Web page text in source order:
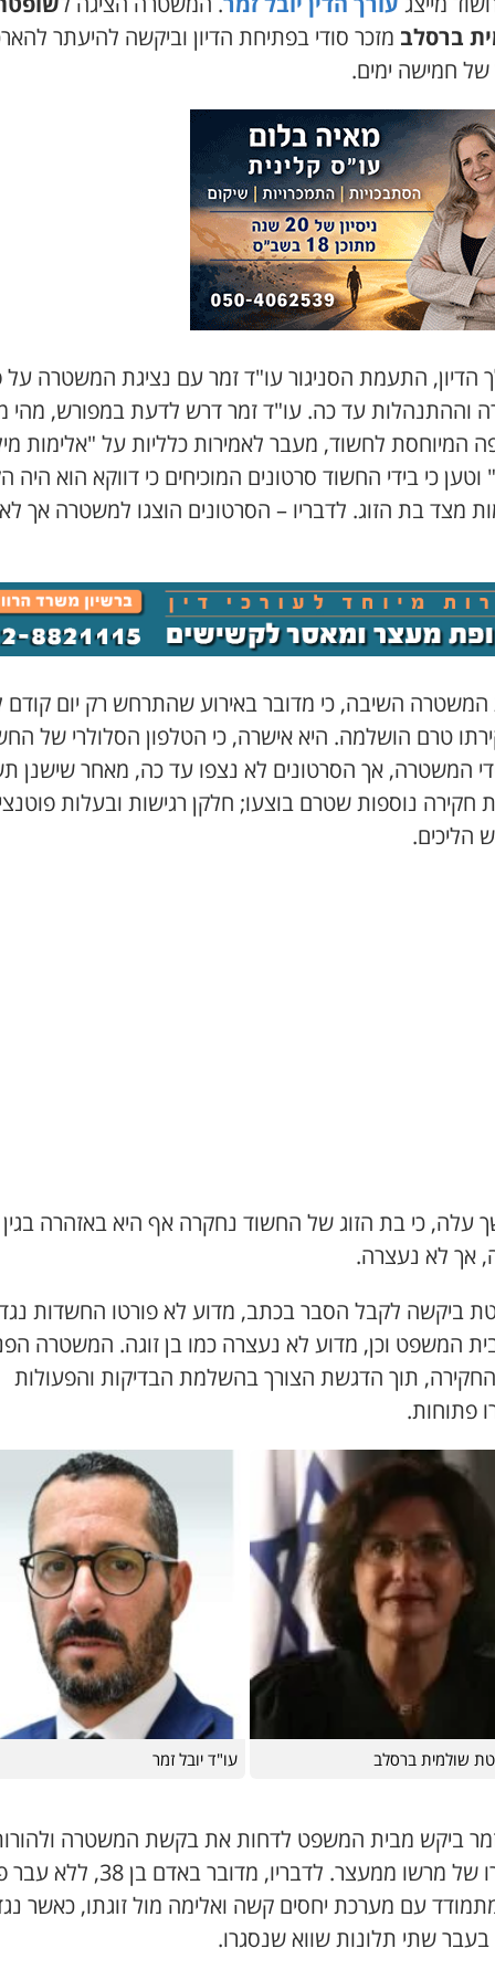
ברסלב מזכר סודי בפתיחת הדיון וביקשה להיעתר
חמישה ימים.
הדיון, התעמת הסניגור עו"ד זמר עם נציגת המשטרה על
וההתנהלות עד כה. עו"ד זמר דרש לדעת במפורש, מהי
המיוחסת לחשוד, מעבר לאמירות כלליות על "אלימות
וטען כי בידי החשוד סרטונים המוכיחים כי דווקא הוא היה
מצד בת הזוג. לדבריו – הסרטונים הוצגו למשטרה אך לא
המשטרה השיבה, כי מדובר באירוע שהתרחש רק יום קודם
טרם הושלמה. היא אישרה, כי הטלפון הסלולרי של
המשטרה, אך הסרטונים לא נצפו עד כה, מאחר שישנן
חקירה נוספות שטרם בוצעו; חלקן רגישות ובעלות
הליכים.
עלה, כי בת הזוג של החשוד נחקרה אף היא באזהרה בגין
אך לא נעצרה.
ביקשה לקבל הסבר בכתב, מדוע לא פורטו החשדות
המשפט וכן, מדוע לא נעצרה כמו בן זוגה. המשטרה
תוך הדגשת הצורך בהשלמת הבדיקות והפעולות
פתוחות.
שולמית ברסלב עו"ד יובל זמר
ביקש מבית המשפט לדחות את בקשת המשטרה
שחרורו של מרשו ממעצר. לדבריו, מדובר באדם
עם מערכת יחסים קשה ואלימה מול זוגתו, כאשר
בעבר שתי תלונות שווא שנסגרו.